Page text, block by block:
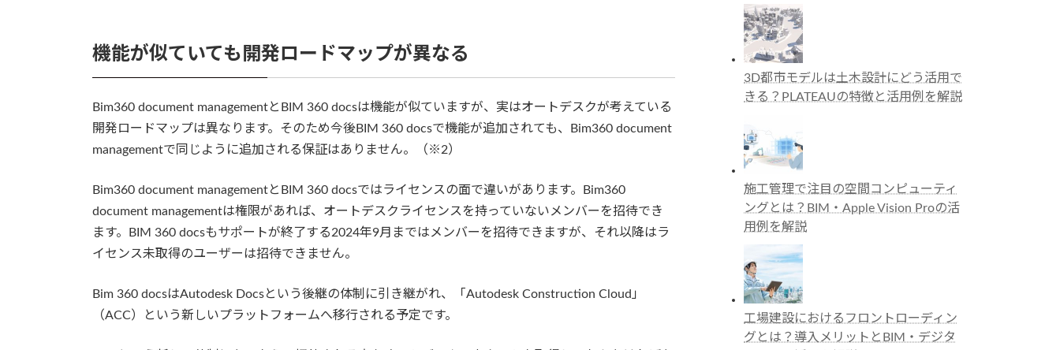
機能が似ていても開発ロードマップが異なる
Bim360 document managementとBIM 360 docsは機能が似ていますが、実はオートデスクが考えている
開発ロードマップは異なります。そのため今後BIM 360 docsで機能が追加されても、Bim360 document
managementで同じように追加される保証はありません。（※2）
Bim360 document managementとBIM 360 docsではライセンスの面で違いがあります。Bim360
document managementは権限があれば、オートデスクライセンスを持っていないメンバーを招待でき
ます。BIM 360 docsもサポートが終了する2024年9月まではメンバーを招待できますが、それ以降はラ
イセンス未取得のユーザーは招待できません。
Bim 360 docsはAutodesk Docsという後継の体制に引き継がれ、「Autodesk Construction Cloud」
（ACC）という新しいプラットフォームへ移行される予定です。
3D都市モデルは土木設計にどう活用で
きる？PLATEAUの特徴と活用例を解説
施工管理で注目の空間コンピューティ
ングとは？BIM・Apple Vision Proの活
用例を解説
工場建設におけるフロントローディン
グとは？導入メリットとBIM・デジタ